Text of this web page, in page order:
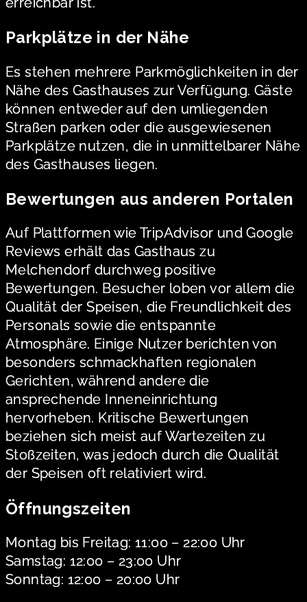
Parkplätze in der Nähe
Es stehen mehrere Parkmöglichkeiten in der
Nähe des Gasthauses zur Verfügung. Gäste
können entweder auf den umliegenden
Straßen parken oder die ausgewiesenen
Parkplätze nutzen, die in unmittelbarer Nähe
des Gasthauses liegen.
Bewertungen aus anderen Portalen
Auf Plattformen wie TripAdvisor und Google
Reviews erhält das Gasthaus zu
Melchendorf durchweg positive
Bewertungen. Besucher loben vor allem die
Qualität der Speisen, die Freundlichkeit des
Personals sowie die entspannte
Atmosphäre. Einige Nutzer berichten von
besonders schmackhaften regionalen
Gerichten, während andere die
ansprechende Inneneinrichtung
hervorheben. Kritische Bewertungen
beziehen sich meist auf Wartezeiten zu
Stoßzeiten, was jedoch durch die Qualität
der Speisen oft relativiert wird.
Öffnungszeiten
Montag bis Freitag: 11:00 – 22:00 Uhr
Samstag: 12:00 – 23:00 Uhr
Sonntag: 12:00 – 20:00 Uhr